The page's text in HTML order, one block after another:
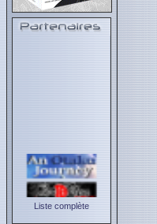
Liste complète